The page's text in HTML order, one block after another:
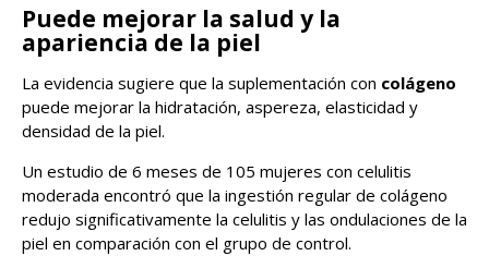
Puede mejorar la salud y la
apariencia de la piel
La evidencia sugiere que la suplementación con colágeno
puede mejorar la hidratación, aspereza, elasticidad y
densidad de la piel.
Un estudio de 6 meses de 105 mujeres con celulitis
moderada encontró que la ingestión regular de colágeno
redujo significativamente la celulitis y las ondulaciones de la
piel en comparación con el grupo de control.